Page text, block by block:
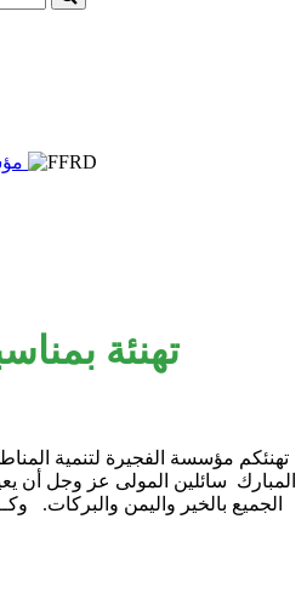
تهنئة
تهنئكم مؤسسة الفجيرة لتنمية
المبارك سائلين المولى عز وجل أن
الجميع بالخير واليمن والبركات.